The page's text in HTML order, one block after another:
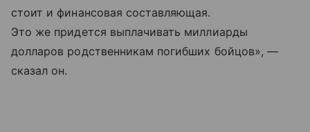
стоит и финансовая составляющая.
Это же придется выплачивать миллиарды
долларов родственникам погибших бойцов», —
сказал он.